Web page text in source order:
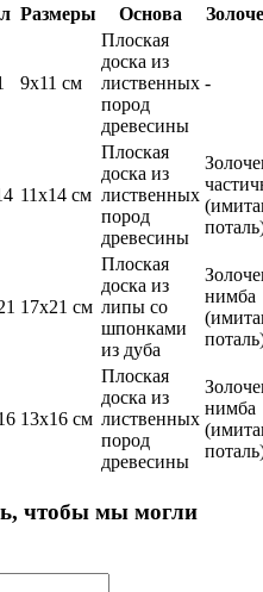
Размеры Основа
9х11 см
Плоская
доска из
лиственных
пород
древесины
-
11х14 см
Плоская
доска из
лиственных
пород
древесины
17х21 см
Плоская
доска из
липы со
шпонками
из дуба
нимба
13x16 см
Плоская
доска из
лиственных
пород
древесины
нимба
чтобы мы могли